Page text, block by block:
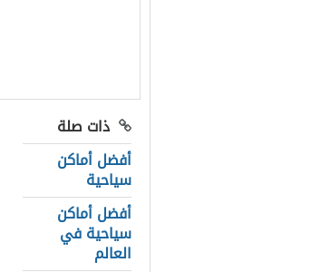
ذات صلة
أفضل أماكن
سياحية
أفضل أماكن
سياحية في
العالم